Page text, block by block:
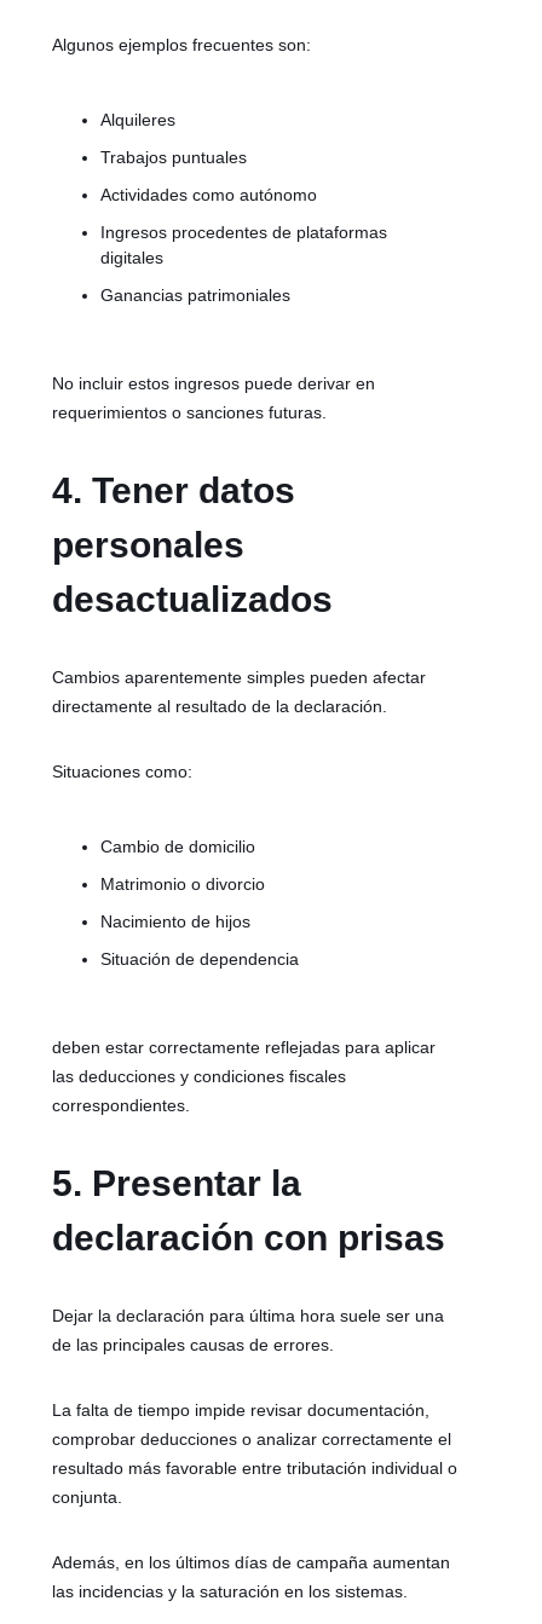
Algunos ejemplos frecuentes son:
Alquileres
Trabajos puntuales
Actividades como autónomo
Ingresos procedentes de plataformas
digitales
Ganancias patrimoniales
No incluir estos ingresos puede derivar en
requerimientos o sanciones futuras.
4. Tener datos
personales
desactualizados
Cambios aparentemente simples pueden afectar
directamente al resultado de la declaración.
Situaciones como:
Cambio de domicilio
Matrimonio o divorcio
Nacimiento de hijos
Situación de dependencia
deben estar correctamente reflejadas para aplicar
las deducciones y condiciones fiscales
correspondientes.
5. Presentar la
declaración con prisas
Dejar la declaración para última hora suele ser una
de las principales causas de errores.
La falta de tiempo impide revisar documentación,
comprobar deducciones o analizar correctamente el
resultado más favorable entre tributación individual o
conjunta.
Además, en los últimos días de campaña aumentan
las incidencias y la saturación en los sistemas.